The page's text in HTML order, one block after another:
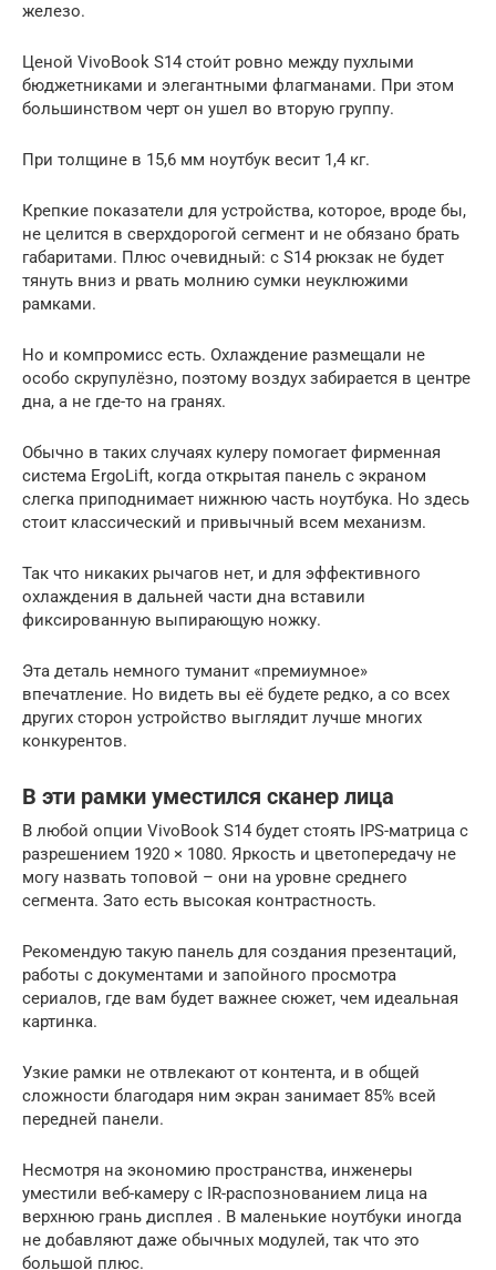
железо.
Ценой VivoBook S14 стои́т ровно между пухлыми
бюджетниками и элегантными флагманами. При этом
большинством черт он ушел во вторую группу.
При толщине в 15,6 мм ноутбук весит 1,4 кг.
Крепкие показатели для устройства, которое, вроде бы,
не целится в сверхдорогой сегмент и не обязано брать
габаритами. Плюс очевидный: с S14 рюкзак не будет
тянуть вниз и рвать молнию сумки неуклюжими
рамками.
Но и компромисс есть. Охлаждение размещали не
особо скрупулёзно, поэтому воздух забирается в центре
дна, а не где-то на гранях.
Обычно в таких случаях кулеру помогает фирменная
система ErgoLift, когда открытая панель с экраном
слегка приподнимает нижнюю часть ноутбука. Но здесь
стоит классический и привычный всем механизм.
Так что никаких рычагов нет, и для эффективного
охлаждения в дальней части дна вставили
фиксированную выпирающую ножку.
Эта деталь немного туманит «премиумное»
впечатление. Но видеть вы её будете редко, а со всех
других сторон устройство выглядит лучше многих
конкурентов.
В эти рамки уместился сканер лица
В любой опции VivoBook S14 будет стоять IPS-матрица с
разрешением 1920 × 1080. Яркость и цветопередачу не
могу назвать топовой – они на уровне среднего
сегмента. Зато есть высокая контрастность.
Рекомендую такую панель для создания презентаций,
работы с документами и запойного просмотра
сериалов, где вам будет важнее сюжет, чем идеальная
картинка.
Узкие рамки не отвлекают от контента, и в общей
сложности благодаря ним экран занимает 85% всей
передней панели.
Несмотря на экономию пространства, инженеры
уместили веб-камеру с IR-распознованием лица на
верхнюю грань дисплея . В маленькие ноутбуки иногда
не добавляют даже обычных модулей, так что это
большой плюс.